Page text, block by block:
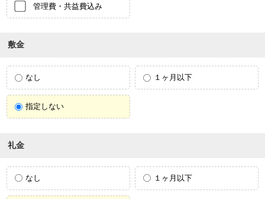
管理費・共益費込み
敷金
なし １ヶ月以下
指定しない
礼金
なし １ヶ月以下